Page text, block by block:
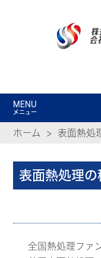
MENU
メニュー
ホーム 表面熱処
表面熱処理
全国熱処理ファ